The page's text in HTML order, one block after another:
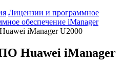
Лицензии и программное
обеспечение iManager
iManager U2000
Huawei iManager